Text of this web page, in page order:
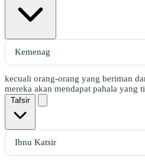
kecuali orang-orang yang beriman
mereka akan mendapat pahala yang
Tafsir